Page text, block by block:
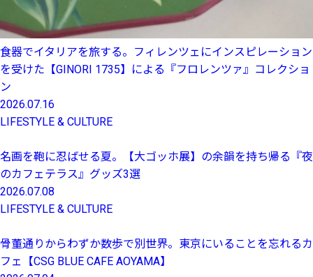
食器でイタリアを旅する。フィレンツェにインスピレーション
を受けた【GINORI 1735】による『フロレンツァ』コレクショ
ン
2026.07.16
LIFESTYLE & CULTURE
名画を鞄に忍ばせる夏。【大ゴッホ展】の余韻を持ち帰る『夜
のカフェテラス』グッズ3選
2026.07.08
LIFESTYLE & CULTURE
骨董通りからわずか数歩で別世界。東京にいることを忘れるカ
フェ【CSG BLUE CAFE AOYAMA】